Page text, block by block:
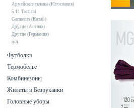
Армейские склады (Югославия)
5.11 Tactical
Garments (Китай)
Другие (Англия)
Другие (Германия)
н/д
Футболки
Термобелье
Комбинезоны
Жилеты и Безрукавки
Головные уборы